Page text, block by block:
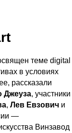
теме digital
в условиях
рассказали
Джеуза, участники
, Лев Евзович и
—
Винзавод